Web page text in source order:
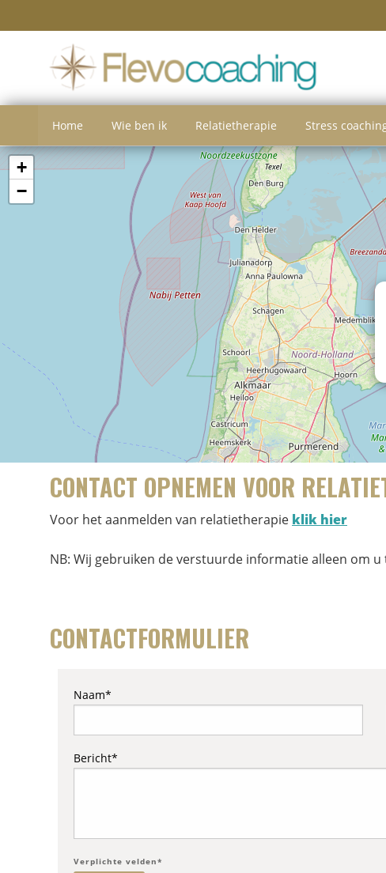
Home Wie ben ik Relatietherapie Stress
+
−
CONTACT OPNEMEN VOOR
Voor het aanmelden van relatietherapie klik hier
NB: Wij gebruiken de verstuurde informatie alleen om
CONTACTFORMULIER
Naam*
Bericht*
Verplichte velden*